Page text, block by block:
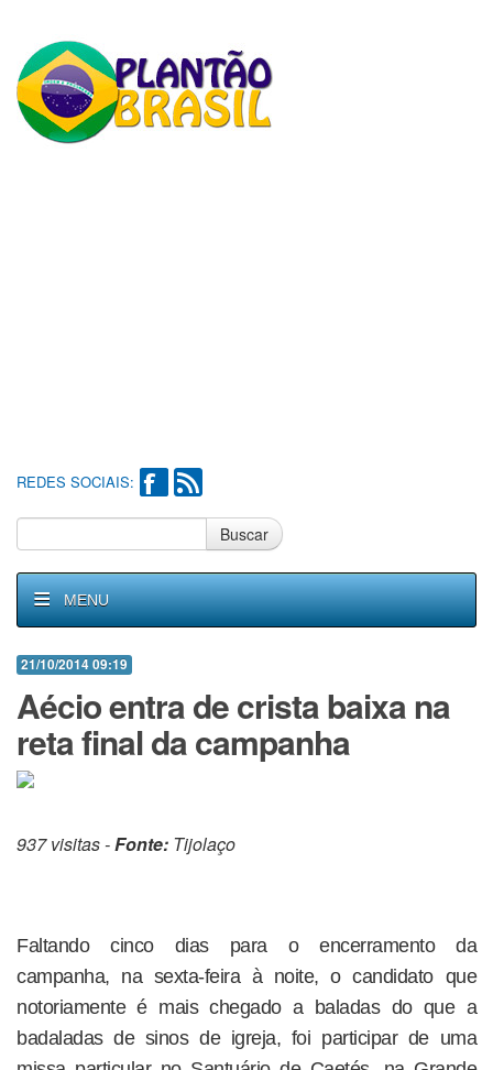
REDES SOCIAIS:
Buscar
MENU
21/10/2014 09:19
Aécio entra de crista baixa na
reta final da campanha
937 visitas -Fonte: Tijolaço
Faltando cinco dias para o encerramento da
campanha, na sexta-feira à noite, o candidato que
notoriamente é mais chegado a baladas do que a
badaladas de sinos de igreja, foi participar de uma